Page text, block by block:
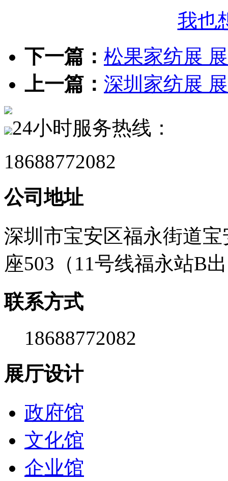
我也
下一篇： 松果家纺展
上一篇： 深圳家纺展
24小时服务热线：
18688772082
公司地址
深圳市宝安区福永街道
座503（11号线福永站B
联系方式
18688772082
展厅设计
政府馆
文化馆
企业馆